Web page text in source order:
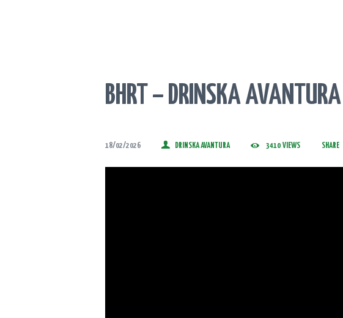
BHRT – DRINSKA
18/02/2026 DRINSKA AVANTURA 3410 VIEWS SHARE